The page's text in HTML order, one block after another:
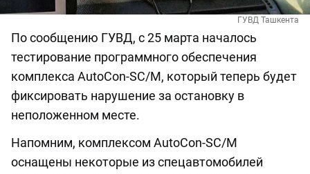
ГУВД Ташкента
По сообщению ГУВД, с 25 марта началось
тестирование программного обеспечения
комплекса AutoCon-SC/M, который теперь будет
фиксировать нарушение за остановку в
неположенном месте.
Напомним, комплексом AutoCon-SC/M
оснащены некоторые из спецавтомобилей